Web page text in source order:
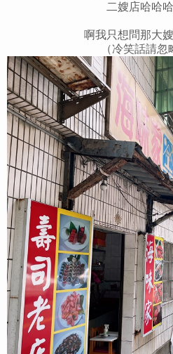
二嫂店哈哈
啊我只想問那大
（冷笑話請忽